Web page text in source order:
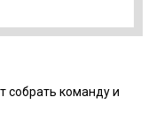
собрать команду и